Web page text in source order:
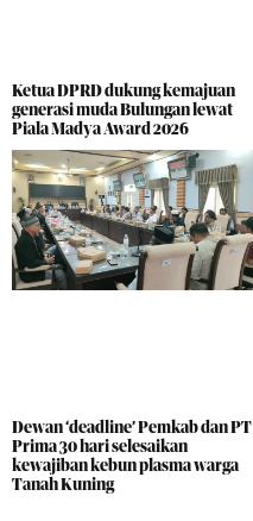
Ketua DPRD dukung kemajuan
generasi muda Bulungan lewat
Piala Madya Award 2026
Dewan ‘deadline’ Pemkab dan PT
Prima 30 hari selesaikan
kewajiban kebun plasma warga
Tanah Kuning